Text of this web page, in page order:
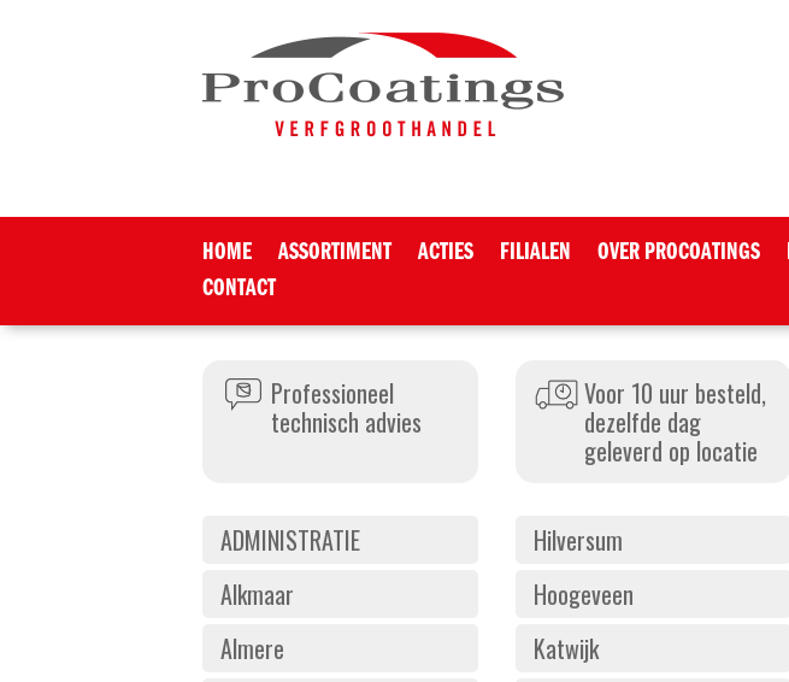
HOME ASSORTIMENT ACTIES FILIALEN OVER PROCOATINGS
CONTACT
Professioneel
technisch advies
Voor 10 uur besteld,
dezelfde dag
geleverd op locatie
ADMINISTRATIE
Alkmaar
Almere
Hilversum
Hoogeveen
Katwijk